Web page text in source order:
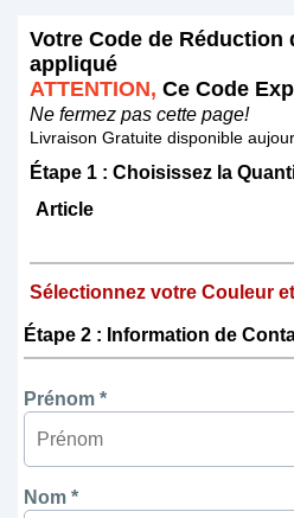
Votre Code de Réduction
appliqué
ATTENTION, Ce Code
Ne fermez pas cette page!
Livraison Gratuite disponible
Étape 1 : Choisissez la
Article
Sélectionnez votre Couleur
Étape 2 : Information de
Prénom *
Nom *